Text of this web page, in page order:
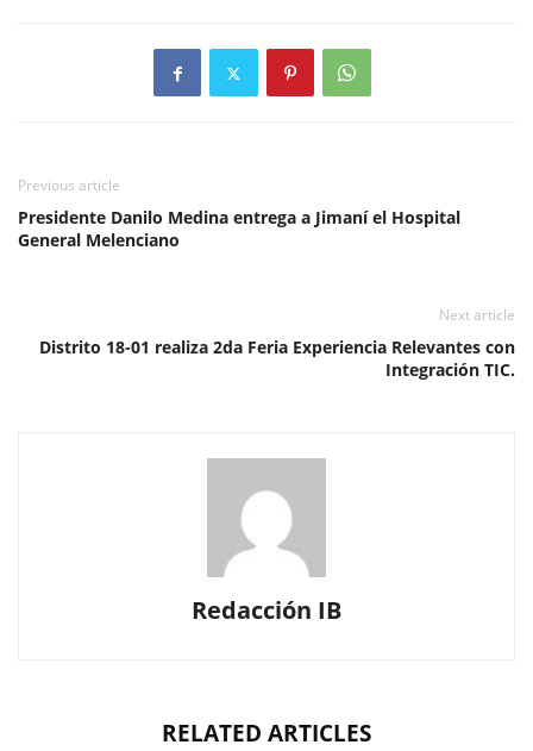
Previous article
Presidente Danilo Medina entrega a Jimaní el Hospital
General Melenciano
Next article
Distrito 18-01 realiza 2da Feria Experiencia Relevantes con
Integración TIC.
Redacción IB
RELATED ARTICLES